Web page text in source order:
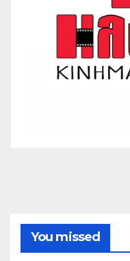
You missed